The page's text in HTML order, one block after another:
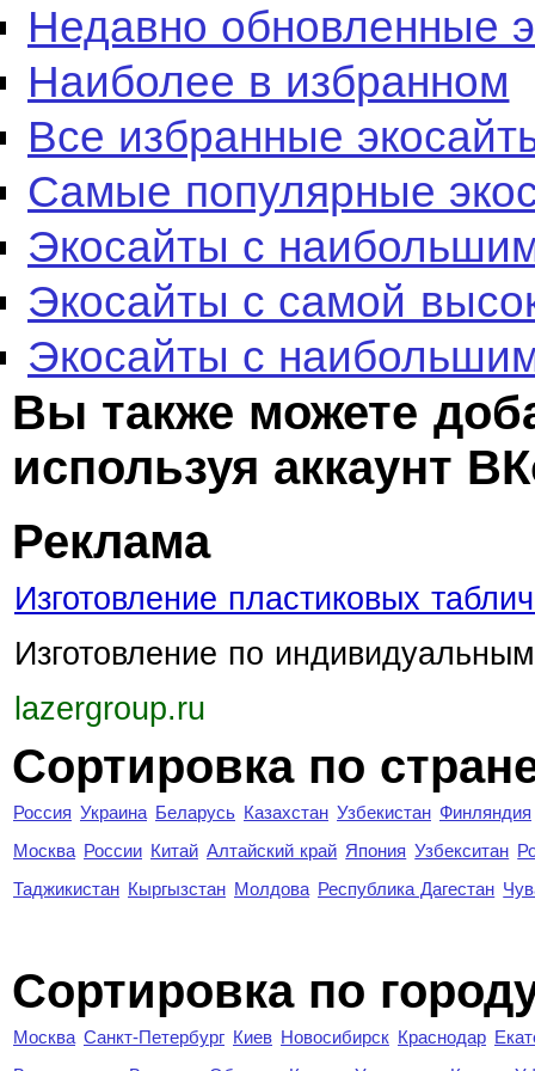
Недавно обновленные
Наиболее в избранном
Все избранные
Самые популярные
Экосайты с
Экосайты с самой
Экосайты с
Вы также можете
используя аккаунт
Реклама
Изготовление пластиковых
Изготовление по
lazergroup.ru
Сортировка по
Россия Украина Беларусь Казахстан Узбекистан Финляндия
Москва России Китай Алтайский край Япония Узбекситан
Таджикистан Кыргызстан Молдова Республика Дагестан
Cортировка по
Москва Санкт-Петербург Киев Новосибирск Краснодар